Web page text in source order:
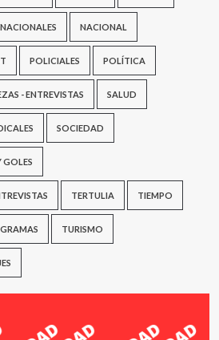
NACIONAL
POLICIALES POLÍTICA
- ENTREVISTAS SALUD
SOCIEDAD
GOLES
TERTULIA TIEMPO
TURISMO